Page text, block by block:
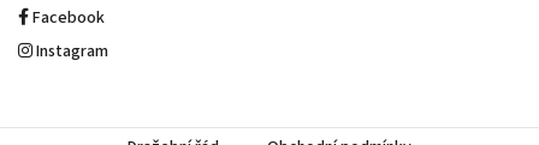
Facebook
Instagram